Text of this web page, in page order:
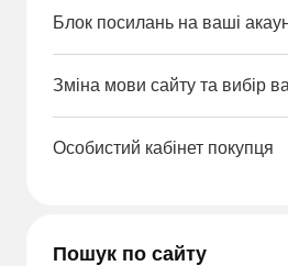
Блок посилань на ваші
Зміна мови сайту та вибір
Особистий кабінет покупця
Пошук по сайту